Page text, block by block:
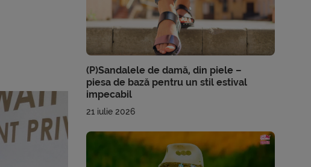
(P)Sandalele de damă, din piele –
piesa de bază pentru un stil estival
impecabil
21 iulie 2026